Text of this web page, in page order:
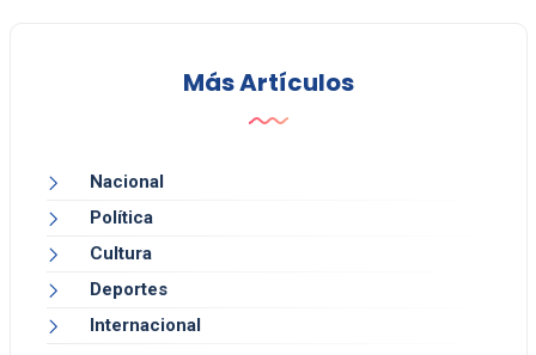
Más Artículos
Nacional
Política
Cultura
Deportes
Internacional